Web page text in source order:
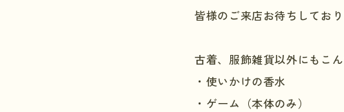
皆様のご来店お待ちしており
古着、服飾雑貨以外にもこ
・使いかけの香水
・ゲーム（本体のみ）